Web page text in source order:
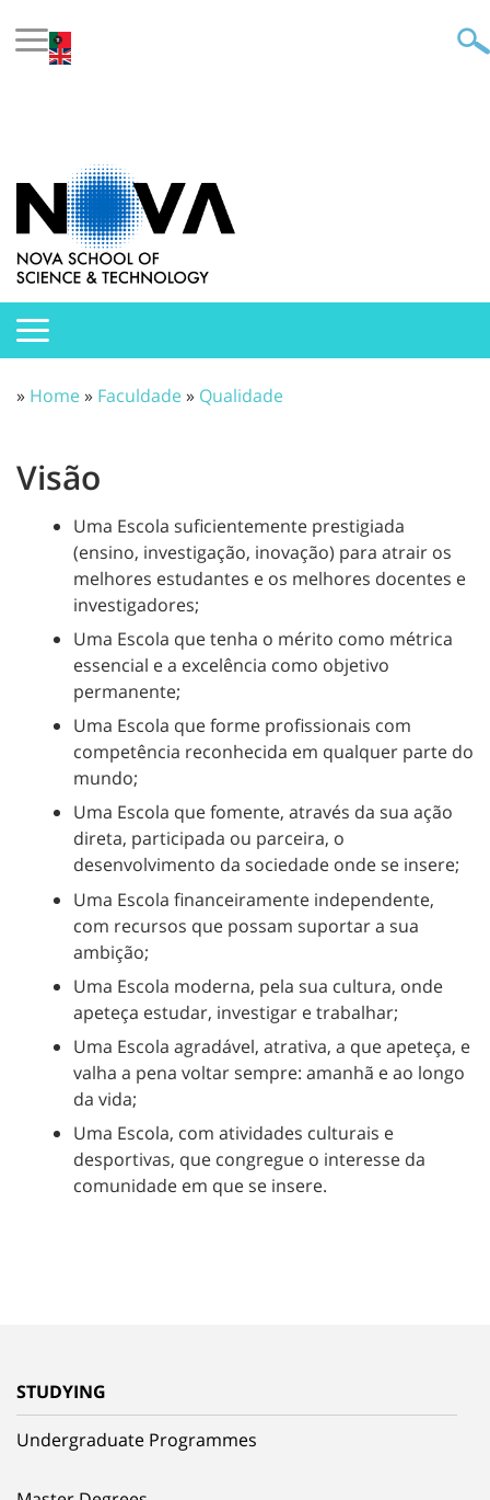
» Home» Faculdade» Qualidade
Visão
Uma Escola suficientemente prestigiada
(ensino, investigação, inovação) para atrair os
melhores estudantes e os melhores docentes e
investigadores;
Uma Escola que tenha o mérito como métrica
essencial e a excelência como objetivo
permanente;
Uma Escola que forme profissionais com
competência reconhecida em qualquer parte do
mundo;
Uma Escola que fomente, através da sua ação
direta, participada ou parceira, o
desenvolvimento da sociedade onde se insere;
Uma Escola financeiramente independente,
com recursos que possam suportar a sua
ambição;
Uma Escola moderna, pela sua cultura, onde
apeteça estudar, investigar e trabalhar;
Uma Escola agradável, atrativa, a que apeteça, e
valha a pena voltar sempre: amanhã e ao longo
da vida;
Uma Escola, com atividades culturais e
desportivas, que congregue o interesse da
comunidade em que se insere.
STUDYING
Undergraduate Programmes